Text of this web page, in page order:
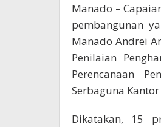
Manado –
pembangunan
Manado Andrei
Penilaian
Perencanaan
Serbaguna
Dikatakan, 15